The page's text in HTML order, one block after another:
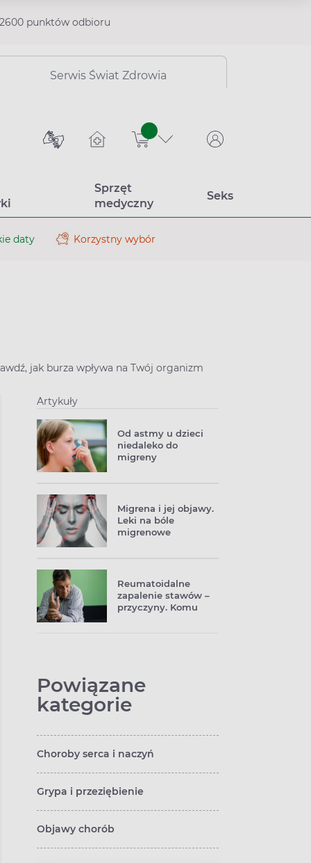
2600 punktów odbioru
Serwis Świat Zdrowia
sztuk
Sprzęt
medyczny
Seks
daty Korzystny wybór
jak burza wpływa na Twój organizm
Artykuły
Od astmy u dzieci
niedaleko do
migreny
Migrena i jej objawy.
Leki na bóle
migrenowe
Reumatoidalne
zapalenie stawów –
przyczyny. Komu
Powiązane
kategorie
Choroby serca i naczyń
Grypa i przeziębienie
Objawy chorób